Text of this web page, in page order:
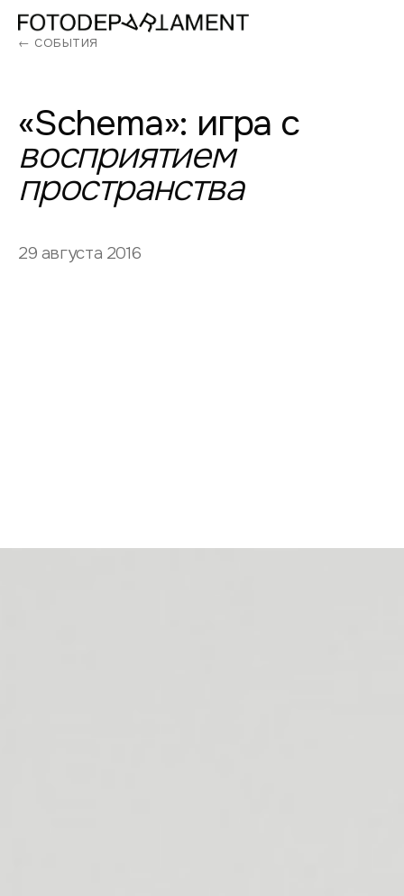
← СОБЫТИЯ
«Schema»: игра с
восприятием
пространства
29 августа 2016